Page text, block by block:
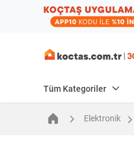
Tüm Kategoriler
Elektronik